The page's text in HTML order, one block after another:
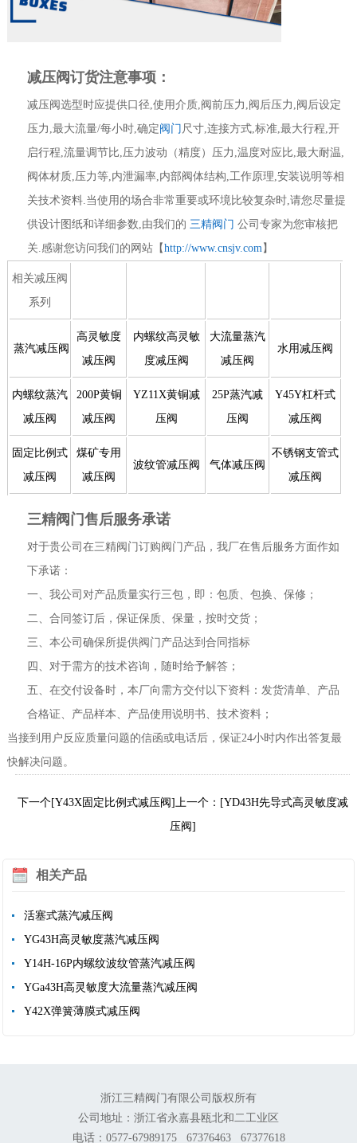
减压阀订货注意事项：
减压阀选型时应提供口径,使用介质,阀前压力,阀后压力,阀后设定
压力,最大流量/每小时,确定阀门 尺寸,连接方式,标准,最大行程,开
启行程,流量调节比,压力波动（精度）压力,温度对应比,最大耐温,
阀体材质,压力等,内泄漏率,内部阀体结构,工作原理,安装说明等相
关技术资料.当使用的场合非常重要或环境比较复杂时,请您尽量提
供设计图纸和详细参数,由我们的 三精阀门 公司专家为您审核把
关.感谢您访问我们的网站【 http://www.cnsjv.com 】
相关减压阀
系列
蒸汽减压阀
高灵敏度
减压阀
内螺纹高灵敏
度减压阀
大流量蒸汽
减压阀
水用减压阀
内螺纹蒸汽
减压阀
200P黄铜
减压阀
YZ11X黄铜减
压阀
25P蒸汽减
压阀
Y45Y杠杆式
减压阀
固定比例式
减压阀
煤矿专用
减压阀
波纹管减压阀 气体减压阀
不锈钢支管式
减压阀
三精阀门售后服务承诺
对于贵公司在三精阀门订购阀门产品，我厂在售后服务方面作如
下承诺：
一、我公司对产品质量实行三包，即：包质、包换、保修；
二、合同签订后，保证保质、保量，按时交货；
三、本公司确保所提供阀门产品达到合同指标
四、对于需方的技术咨询，随时给予解答；
五、在交付设备时，本厂向需方交付以下资料：发货清单、产品
合格证、产品样本、产品使用说明书、技术资料；
当接到用户反应质量问题的信函或电话后，保证24小时内作出答复最
快解决问题。
下一个[Y43X固定比例式减压阀] 上一个：[YD43H先导式高灵敏度减
压阀]
相关产品
活塞式蒸汽减压阀
YG43H高灵敏度蒸汽减压阀
Y14H-16P内螺纹波纹管蒸汽减压阀
YGa43H高灵敏度大流量蒸汽减压阀
Y42X弹簧薄膜式减压阀
浙江三精阀门有限公司版权所有
公司地址：浙江省永嘉县瓯北和二工业区
电话：0577-67989175 67376463 67377618